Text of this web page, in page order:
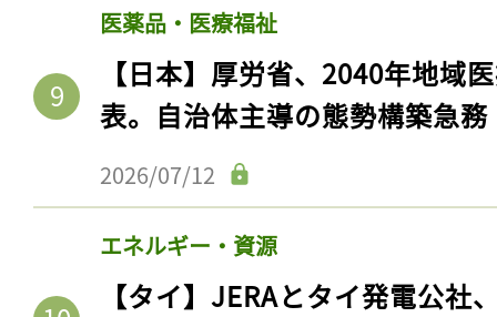
医薬品・医療福祉
【日本】厚労省、2040年地域
表。自治体主導の態勢構築急務
2026/07/12
エネルギー・資源
【タイ】JERAとタイ発電公社